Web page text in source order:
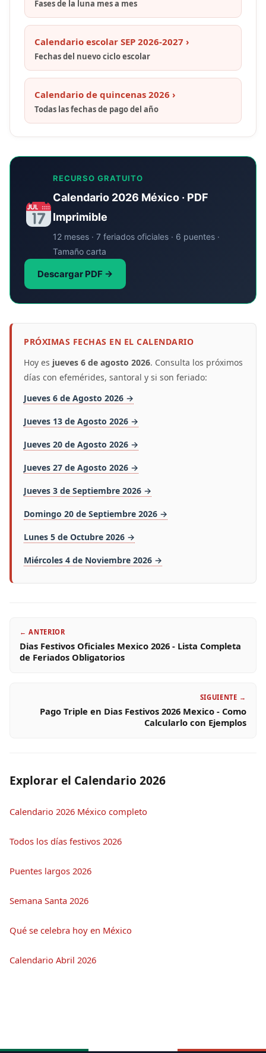
Fases de la luna mes a mes
Calendario escolar SEP 2026-2027 ›
Fechas del nuevo ciclo escolar
Calendario de quincenas 2026 ›
Todas las fechas de pago del año
RECURSO GRATUITO
Calendario 2026 México · PDF
Imprimible
12 meses · 7 feriados oficiales · 6 puentes ·
Tamaño carta
Descargar PDF →
PRÓXIMAS FECHAS EN EL CALENDARIO
Hoy es jueves 6 de agosto 2026. Consulta los próximos
días con efemérides, santoral y si son feriado:
Jueves 6 de Agosto 2026 →
Jueves 13 de Agosto 2026 →
Jueves 20 de Agosto 2026 →
Jueves 27 de Agosto 2026 →
Jueves 3 de Septiembre 2026 →
Domingo 20 de Septiembre 2026 →
Lunes 5 de Octubre 2026 →
Miércoles 4 de Noviembre 2026 →
← ANTERIOR
Dias Festivos Oficiales Mexico 2026 - Lista Completa
de Feriados Obligatorios
SIGUIENTE →
Pago Triple en Dias Festivos 2026 Mexico - Como
Calcularlo con Ejemplos
Explorar el Calendario 2026
Calendario 2026 México completo
Todos los días festivos 2026
Puentes largos 2026
Semana Santa 2026
Qué se celebra hoy en México
Calendario Abril 2026